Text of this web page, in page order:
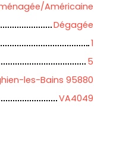
Américaine
Dégagée
1
5
les-Bains 95880
VA4049